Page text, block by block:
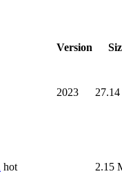
Version
2023
hot 2.15